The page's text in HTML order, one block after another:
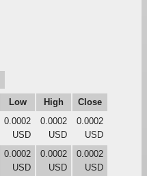
Low High
Close
0.0002
USD
0.0002
USD
0.0002
USD
0.0002
USD
0.0002
USD
0.0002
USD